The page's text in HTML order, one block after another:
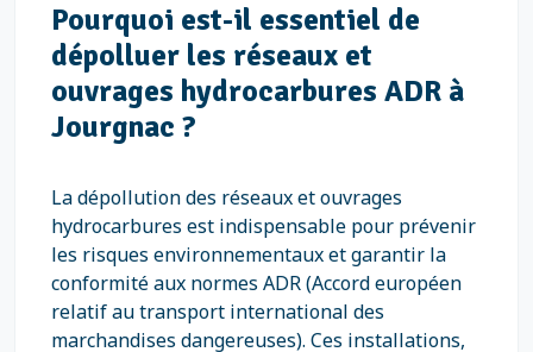
Pourquoi est-il essentiel de
dépolluer les réseaux et
ouvrages hydrocarbures ADR à
Jourgnac ?
La dépollution des réseaux et ouvrages
hydrocarbures est indispensable pour prévenir
les risques environnementaux et garantir la
conformité aux normes ADR (Accord européen
relatif au transport international des
marchandises dangereuses). Ces installations,